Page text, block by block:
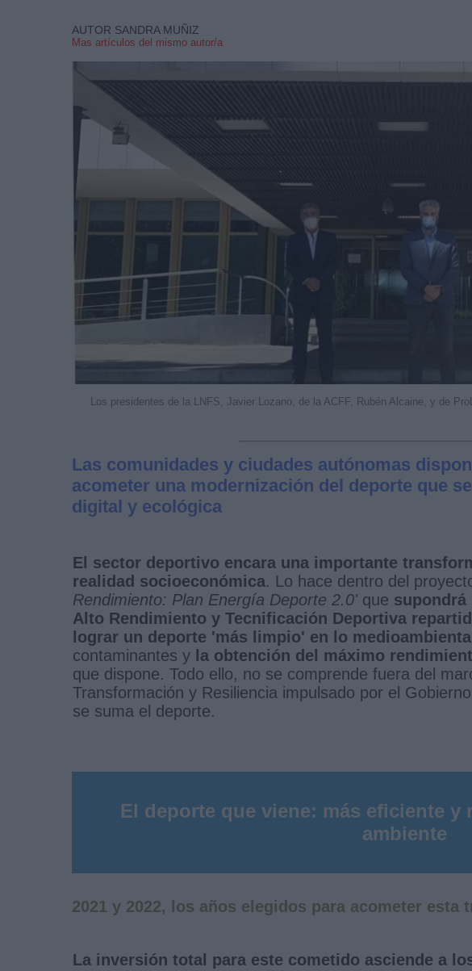
AUTOR SANDRA MUÑIZ
Mas artículos del mismo autor/a
Los presidentes de la LNFS, Javier Lozano, de la ACFF, Rubén Alcaine, y de
Las comunidades y ciudades autónomas
acometer una modernización del deporte que
digital y ecológica
El sector deportivo encara una importante
realidad socioeconómica. Lo hace dentro del
Rendimiento: Plan Energía Deporte 2.0' que supondrá
Alto Rendimiento y Tecnificación Deportiva
lograr un deporte 'más limpio' en lo
contaminantes y la obtención del máximo
que dispone. Todo ello, no se comprende fuera del
Transformación y Resiliencia impulsado por el
se suma el deporte.
El deporte que viene: más eficiente y
ambiente
2021 y 2022, los años elegidos para acometer esta
La inversión total para este cometido asciende a